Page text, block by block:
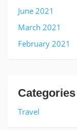
June 2021
March 2021
February 2021
Categories
Travel